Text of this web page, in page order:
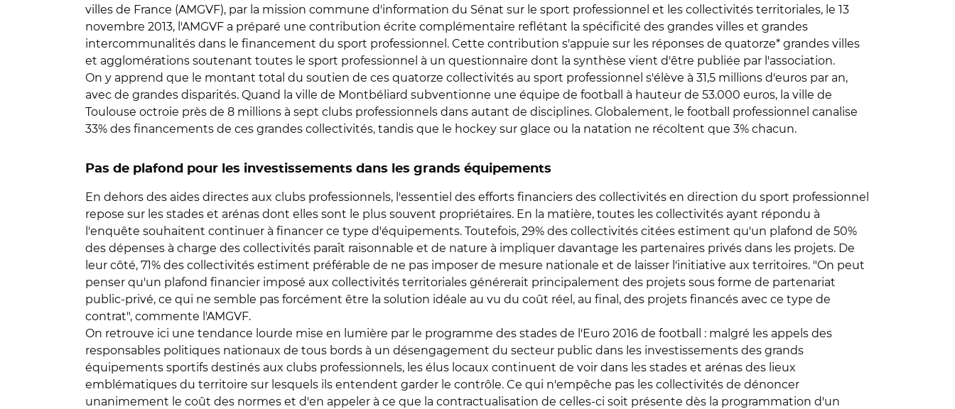
villes de France (AMGVF), par la mission commune d'information du Sénat sur le sport professionnel et les collectivités territoriales, le 13
novembre 2013, l'AMGVF a préparé une contribution écrite complémentaire reflétant la spécificité des grandes villes et grandes
intercommunalités dans le financement du sport professionnel. Cette contribution s'appuie sur les réponses de quatorze* grandes villes
et agglomérations soutenant toutes le sport professionnel à un questionnaire dont la synthèse vient d'être publiée par l'association.
On y apprend que le montant total du soutien de ces quatorze collectivités au sport professionnel s'élève à 31,5 millions d'euros par an,
avec de grandes disparités. Quand la ville de Montbéliard subventionne une équipe de football à hauteur de 53.000 euros, la ville de
Toulouse octroie près de 8 millions à sept clubs professionnels dans autant de disciplines. Globalement, le football professionnel canalise
33% des financements de ces grandes collectivités, tandis que le hockey sur glace ou la natation ne récoltent que 3% chacun.
Pas de plafond pour les investissements dans les grands équipements
En dehors des aides directes aux clubs professionnels, l'essentiel des efforts financiers des collectivités en direction du sport professionnel
repose sur les stades et arénas dont elles sont le plus souvent propriétaires. En la matière, toutes les collectivités ayant répondu à
l'enquête souhaitent continuer à financer ce type d'équipements. Toutefois, 29% des collectivités citées estiment qu'un plafond de 50%
des dépenses à charge des collectivités paraît raisonnable et de nature à impliquer davantage les partenaires privés dans les projets. De
leur côté, 71% des collectivités estiment préférable de ne pas imposer de mesure nationale et de laisser l'initiative aux territoires. "On peut
penser qu'un plafond financier imposé aux collectivités territoriales générerait principalement des projets sous forme de partenariat
public-privé, ce qui ne semble pas forcément être la solution idéale au vu du coût réel, au final, des projets financés avec ce type de
contrat", commente l'AMGVF.
On retrouve ici une tendance lourde mise en lumière par le programme des stades de l'Euro 2016 de football : malgré les appels des
responsables politiques nationaux de tous bords à un désengagement du secteur public dans les investissements des grands
équipements sportifs destinés aux clubs professionnels, les élus locaux continuent de voir dans les stades et arénas des lieux
emblématiques du territoire sur lesquels ils entendent garder le contrôle. Ce qui n'empêche pas les collectivités de dénoncer
unanimement le coût des normes et d'en appeler à ce que la contractualisation de celles-ci soit présente dès la programmation d'un